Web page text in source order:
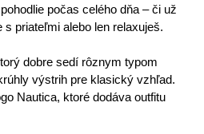
počas celého dňa – či už
s priateľmi alebo len relaxuješ.
dobre sedí rôznym typom
výstrih pre klasický vzhľad.
Nautica, ktoré dodáva outfitu